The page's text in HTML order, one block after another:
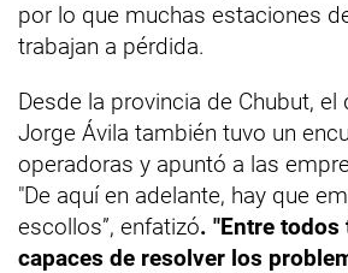
por lo que muchas estaciones
trabajan a pérdida.
Desde la provincia de Chubut,
Jorge Ávila también tuvo un
operadoras y apuntó a las
"De aquí en adelante, hay que
escollos”, enfatizó. "Entre todos
capaces de resolver los